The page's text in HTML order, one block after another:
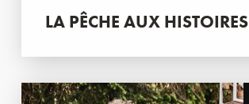
LA PÊCHE AUX HISTOIRES